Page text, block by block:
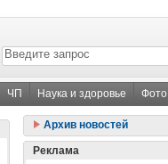
ЧП Наука и здоровье Фото
Архив новостей
Реклама